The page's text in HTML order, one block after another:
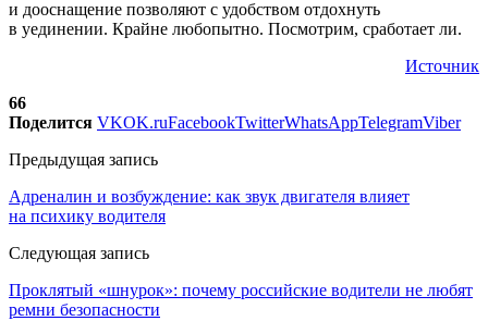
и дооснащение позволяют с удобством отдохнуть
в уединении. Крайне любопытно. Посмотрим, сработает ли.
Источник
66
Поделится VKOK.ruFacebookTwitterWhatsAppTelegramViber
Предыдущая запись
Адреналин и возбуждение: как звук двигателя влияет
на психику водителя
Следующая запись
Проклятый «шнурок»: почему российские водители не любят
ремни безопасности